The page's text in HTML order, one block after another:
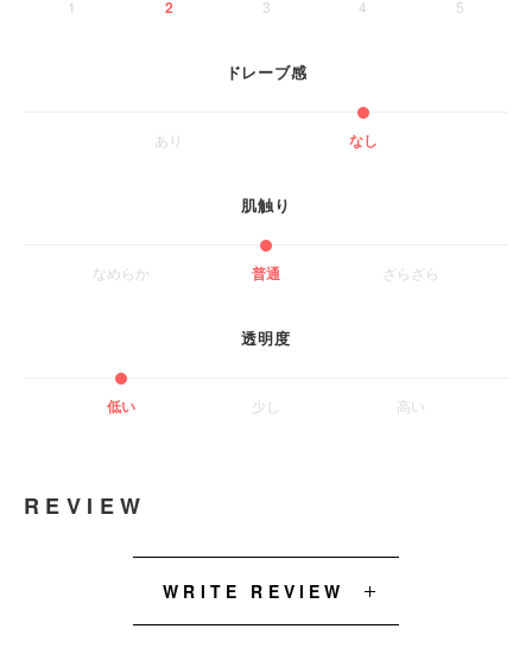
1 2 3 4 5
ドレーブ感
あり なし
肌触り
なめらか 普通 ざらざら
透明度
低い 少し 高い
REVIEW
WRITE REVIEW